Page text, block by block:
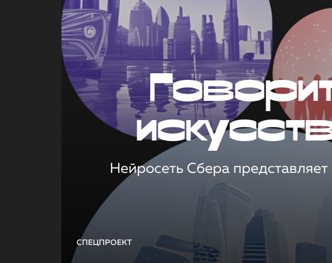
СПЕЦПРОЕКТ
Нейросеть Сбера